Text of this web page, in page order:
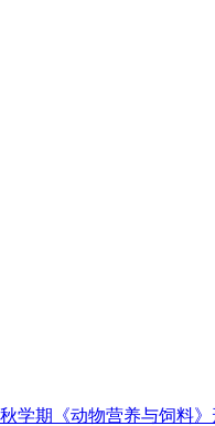
学期《动物营养与饲料